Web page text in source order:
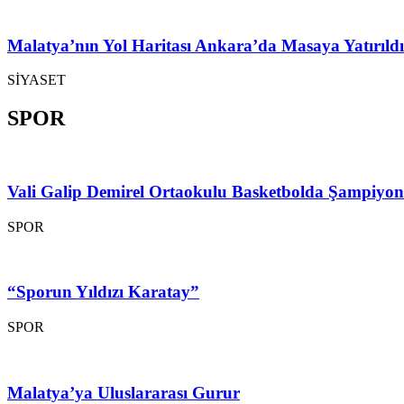
Malatya’nın Yol Haritası Ankara’da Masaya Yatırıldı
SİYASET
SPOR
Vali Galip Demirel Ortaokulu Basketbolda
SPOR
“Sporun Yıldızı Karatay”
SPOR
Malatya’ya Uluslararası Gurur